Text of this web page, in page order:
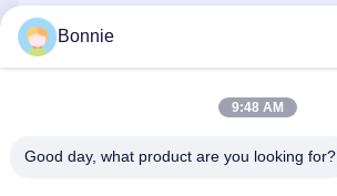
Bonnie
9:48 AM
Good day, what product are you looking for?